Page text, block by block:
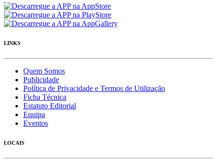
LINKS
Quem Somos
Publicidade
Política de Privacidade e Termos de Utilização
Ficha Técnica
Estatuto Editorial
Equipa
Eventos
LOCAIS